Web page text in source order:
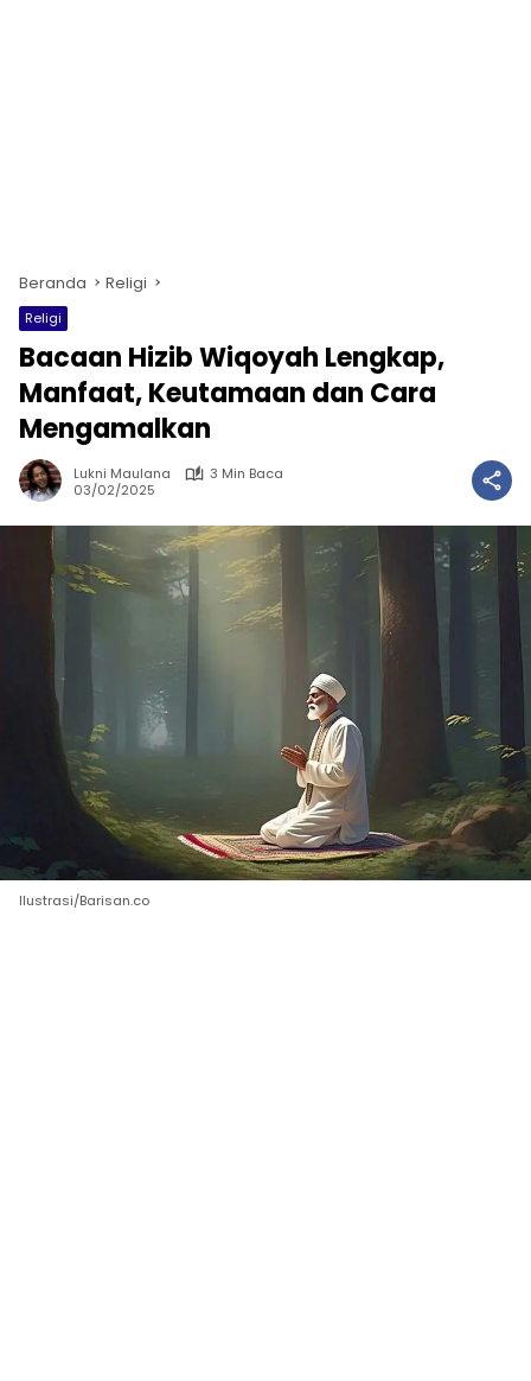
Beranda Religi
Religi
Bacaan Hizib Wiqoyah Lengkap,
Manfaat, Keutamaan dan Cara
Mengamalkan
Lukni Maulana
3 Min Baca
03/02/2025
Ilustrasi/Barisan.co